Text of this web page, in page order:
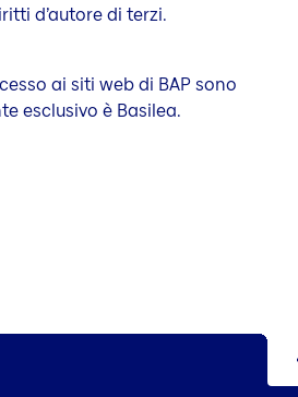
d’autore di terzi.
ai siti web di BAP sono
esclusivo è Basilea.